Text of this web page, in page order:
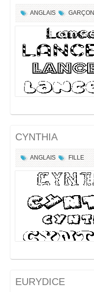
ANGLAIS GARÇON
CYNTHIA
ANGLAIS FILLE
EURYDICE